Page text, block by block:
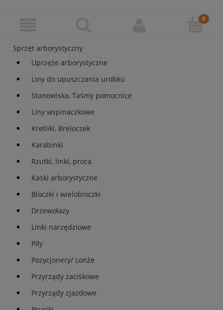
Sprzęt arborystyczny
Uprzęże arborystyczne
Liny do upuszczania urobku
Stanowiska, Taśmy pomocnice
Liny wspinaczkowe
Kretliki, Breloczek
Karabinki
Rzutki, linki, proca
Kaski arborystyczne
Bloczki i wielobloczki
Drzewołazy
Linki narzędziowe
Piły
Pozycjonery/ Lonże
Przyrządy zaciskowe
Przyrządy zjazdowe